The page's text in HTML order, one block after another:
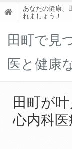
あなたの健康、
れましょう！
田町で見
医と健康
田町が
心内科